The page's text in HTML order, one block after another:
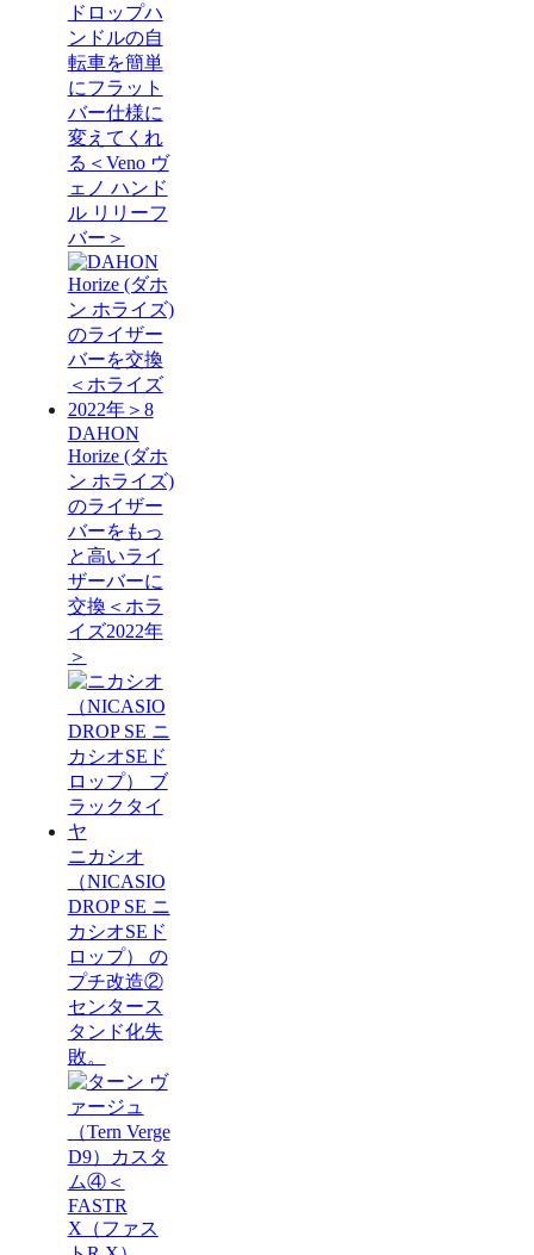
ドロップハ
ンドルの自
転車を簡単
にフラット
バー仕様に
変えてくれ
る＜Veno ヴ
ェノ ハンド
ル リリーフ
バー＞
DAHON
Horize (ダホ
ン ホライズ)
のライザー
バーをもっ
と高いライ
ザーバーに
交換＜ホラ
イズ2022年
＞
ニカシオ
（NICASIO
DROP SE ニ
カシオSEド
ロップ） の
プチ改造②
センタース
タンド化失
敗。